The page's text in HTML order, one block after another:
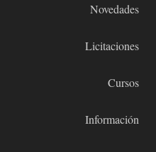
Novedades
Licitaciones
Cursos
Información